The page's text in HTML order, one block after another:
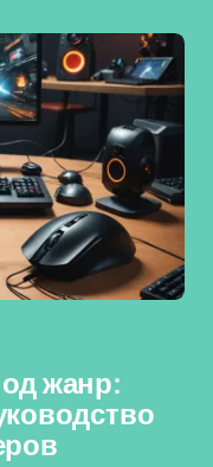
жанр: